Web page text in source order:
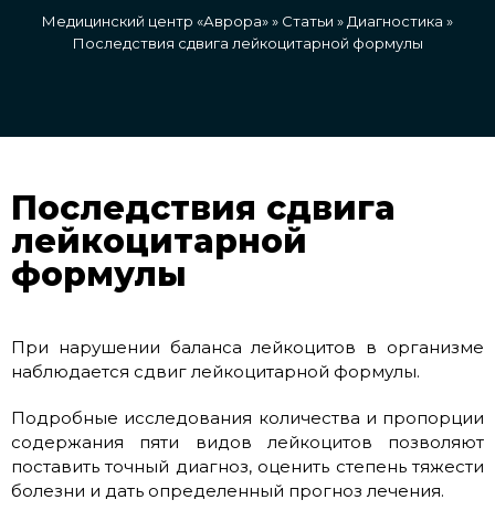
Медицинский центр «Аврора»» Статьи » Диагностика »
Последствия сдвига лейкоцитарной формулы
Последствия сдвига
лейкоцитарной
формулы
При нарушении баланса лейкоцитов в организме
наблюдается сдвиг лейкоцитарной формулы.
Подробные исследования количества и пропорции
содержания пяти видов лейкоцитов позволяют
поставить точный диагноз, оценить степень тяжести
болезни и дать определенный прогноз лечения.